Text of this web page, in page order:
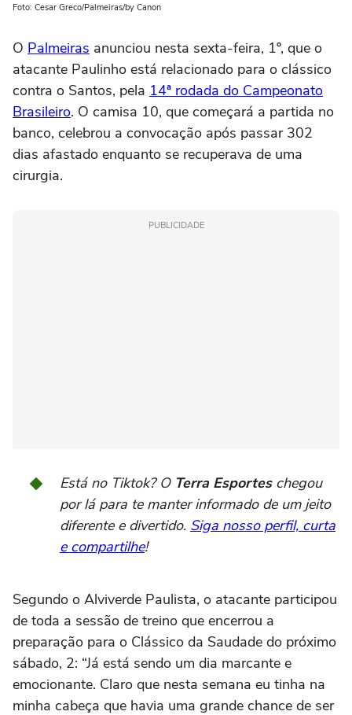
Foto: Cesar Greco/Palmeiras/by Canon
O Palmeiras anunciou nesta sexta-feira, 1º, que o
atacante Paulinho está relacionado para o clássico
contra o Santos, pela 14ª rodada do Campeonato
Brasileiro. O camisa 10, que começará a partida no
banco, celebrou a convocação após passar 302
dias afastado enquanto se recuperava de uma
cirurgia.
PUBLICIDADE
Está no Tiktok? O Terra Esporteschegou
por lá para te manter informado de um jeito
diferente e divertido. Siga nosso perfil, curta
e compartilhe!
Segundo o Alviverde Paulista, o atacante participou
de toda a sessão de treino que encerrou a
preparação para o Clássico da Saudade do próximo
sábado, 2: “Já está sendo um dia marcante e
emocionante. Claro que nesta semana eu tinha na
minha cabeça que havia uma grande chance de ser